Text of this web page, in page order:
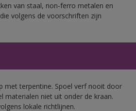
van staal, non-ferro metalen en
volgens de voorschriften zijn
met terpentine. Spoel verf nooit door
materialen niet uit onder de kraan.
lokale richtlijnen.